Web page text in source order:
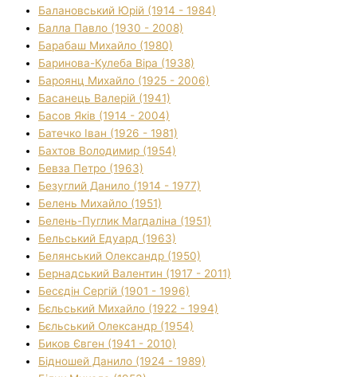
Балановський Юрій (1914 - 1984)
Балла Павло (1930 - 2008)
Барабаш Михайло (1980)
Баринова-Кулеба Віра (1938)
Бароянц Михайло (1925 - 2006)
Басанець Валерій (1941)
Басов Яків (1914 - 2004)
Батечко Іван (1926 - 1981)
Бахтов Володимир (1954)
Бевза Петро (1963)
Безуглий Данило (1914 - 1977)
Белень Михайло (1951)
Белень-Пуглик Магдаліна (1951)
Бельський Едуард (1963)
Белянський Олександр (1950)
Бернадський Валентин (1917 - 2011)
Бесєдін Сергій (1901 - 1996)
Бєльський Михайло (1922 - 1994)
Бєльський Олександр (1954)
Биков Євген (1941 - 2010)
Бідношей Данило (1924 - 1989)